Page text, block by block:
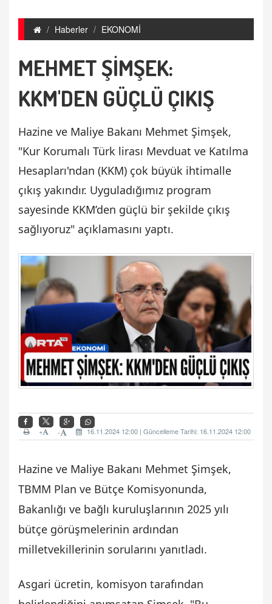
Haberler EKONOMİ
MEHMET ŞİMŞEK:
KKM'DEN GÜÇLÜ ÇIKIŞ
Hazine ve Maliye Bakanı Mehmet Şimşek,
"Kur Korumalı Türk lirası Mevduat ve Katılma
Hesapları'ndan (KKM) çok büyük ihtimalle
çıkış yakındır. Uyguladığımız program
sayesinde KKM’den güçlü bir şekilde çıkış
sağlıyoruz" açıklamasını yaptı.
16.11.2024 12:00 | Güncelleme Tarihi: 16.11.2024 12:00
-
+
Hazine ve Maliye Bakanı Mehmet Şimşek,
TBMM Plan ve Bütçe Komisyonunda,
Bakanlığı ve bağlı kuruluşlarının 2025 yılı
bütçe görüşmelerinin ardından
milletvekillerinin sorularını yanıtladı.
Asgari ücretin, komisyon tarafından